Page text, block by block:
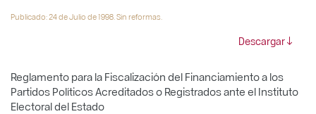
Publicado: 24 de Julio de 1998. Sin reformas.
Descargar
Reglamento para la Fiscalización del Financiamiento a los
Partidos Políticos Acreditados o Registrados ante el Instituto
Electoral del Estado